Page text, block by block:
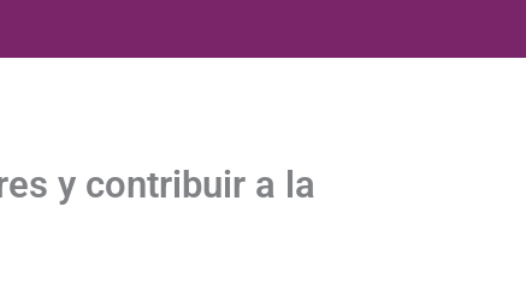
y contribuir a la